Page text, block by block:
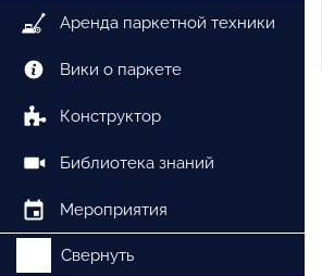
Аренда паркетной техники
Вики о паркете
Конструктор
Библиотека знаний
Мероприятия
Свернуть